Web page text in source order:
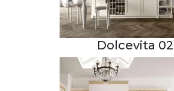
Dolcevita 02